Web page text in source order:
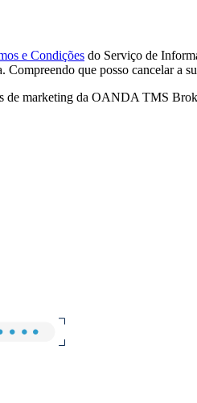
e Condições do Serviço de
Compreendo que posso cancelar a
de marketing da OANDA TMS